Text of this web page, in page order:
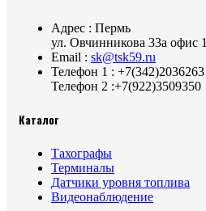
Адрес : Пермь
ул. Овчинникова 33а офис 1
Email : sk@tsk59.ru
Телефон 1 : +7(342)2036263
Телефон 2 :+7(922)3509350
Каталог
Тахографы
Терминалы
Датчики уровня топлива
Видеонаблюдение